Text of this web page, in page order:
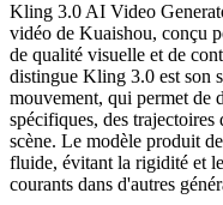
Kling 3.0 AI Video
vidéo de Kuaishou, conçu
de qualité visuelle et de
distingue Kling 3.0 est son
mouvement, qui permet de
spécifiques, des trajectoires
scène. Le modèle produit
fluide, évitant la rigidité et
courants dans d'autres